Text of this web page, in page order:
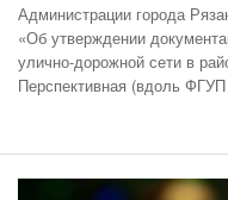
Администрации города
«Об утверждении
улично-дорожной сети в
Перспективная (вдоль